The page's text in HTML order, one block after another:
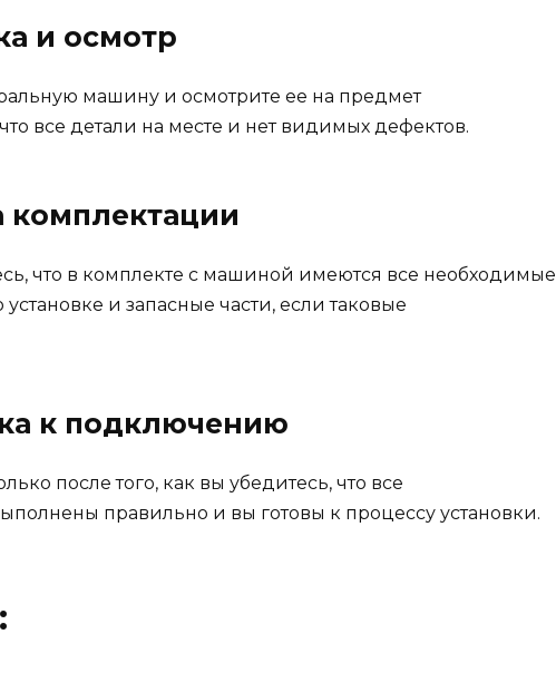
и осмотр
машину и осмотрите ее на предмет
все детали на месте и нет видимых дефектов.
комплектации
что в комплекте с машиной имеются все необходимые
и запасные части, если таковые
к подключению
после того, как вы убедитесь, что все
правильно и вы готовы к процессу установки.